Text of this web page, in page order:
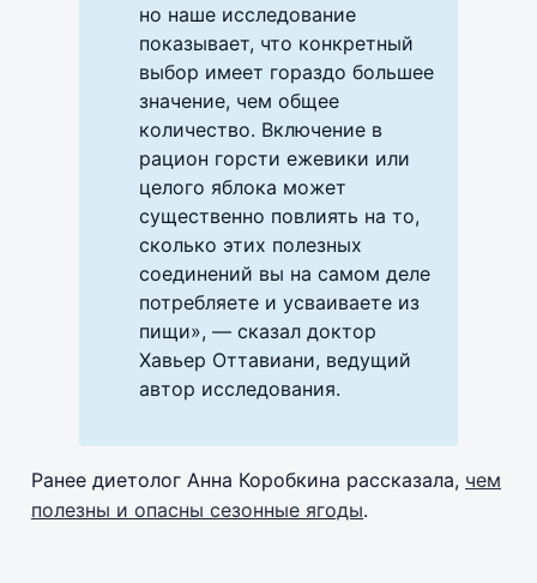
но наше исследование
показывает, что конкретный
выбор имеет гораздо большее
значение, чем общее
количество. Включение в
рацион горсти ежевики или
целого яблока может
существенно повлиять на то,
сколько этих полезных
соединений вы на самом деле
потребляете и усваиваете из
пищи», — сказал доктор
Хавьер Оттавиани, ведущий
автор исследования.
Ранее диетолог Анна Коробкина рассказала, чем
полезны и опасны сезонные ягоды.